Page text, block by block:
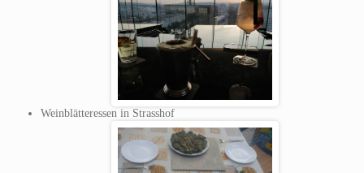
Weinblätteressen in Strasshof